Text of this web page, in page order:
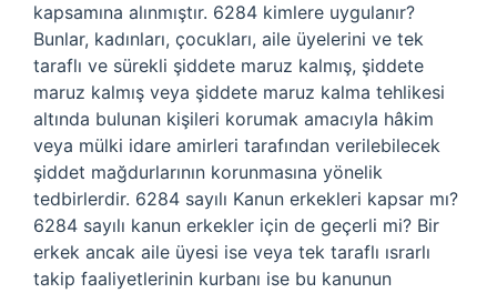
kapsamına alınmıştır. 6284 kimlere uygulanır?
Bunlar, kadınları, çocukları, aile üyelerini ve tek
taraflı ve sürekli şiddete maruz kalmış, şiddete
maruz kalmış veya şiddete maruz kalma tehlikesi
altında bulunan kişileri korumak amacıyla hâkim
veya mülki idare amirleri tarafından verilebilecek
şiddet mağdurlarının korunmasına yönelik
tedbirlerdir. 6284 sayılı Kanun erkekleri kapsar mı?
6284 sayılı kanun erkekler için de geçerli mi? Bir
erkek ancak aile üyesi ise veya tek taraflı ısrarlı
takip faaliyetlerinin kurbanı ise bu kanunun